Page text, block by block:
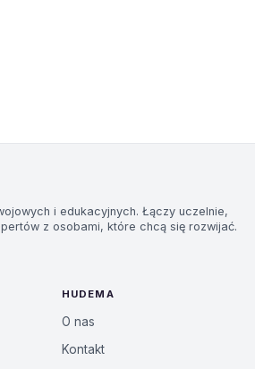
i edukacyjnych. Łączy uczelnie,
z osobami, które chcą się rozwijać.
HUDEMA
O nas
Kontakt